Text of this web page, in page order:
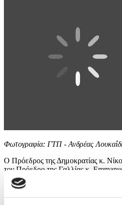
Φωτογραφία: ΓΤΠ - Ανδρέας
Ο Πρόεδρος της Δημοκρατίας κ.
τον Πρόεδρο της Γαλλίας κ.
πραγματοποιεί επίσημη επίσκεψη